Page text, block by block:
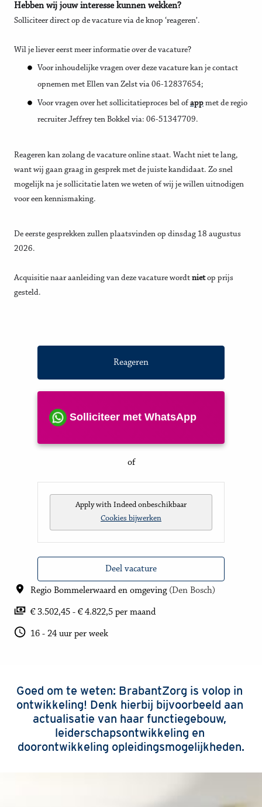
Hebben wij jouw interesse kunnen wekken?
Solliciteer direct op de vacature via de knop ‘reageren’.
Wil je liever eerst meer informatie over de vacature?
Voor inhoudelijke vragen over deze vacature kan je contact
opnemen met Ellen van Zelst via 06-12837654;
Voor vragen over het sollicitatieproces bel of app met de regio
recruiter Jeffrey ten Bokkel via: 06-51347709.
Reageren kan zolang de vacature online staat. Wacht niet te lang,
want wij gaan graag in gesprek met de juiste kandidaat. Zo snel
mogelijk na je sollicitatie laten we weten of wij je willen uitnodigen
voor een kennismaking.
De eerste gesprekken zullen plaatsvinden op dinsdag 18 augustus
2026.
Acquisitie naar aanleiding van deze vacature wordt nietop prijs
gesteld.
Reageren
Solliciteer met WhatsApp
of
Apply with Indeed onbeschikbaar
Cookies bijwerken
Deel vacature
Regio Bommelerwaard en omgeving (Den Bosch)
€ 3.502,45 - € 4.822,5 per maand
16 - 24 uur per week
Goed om te weten: BrabantZorg is volop in
ontwikkeling! Denk hierbij bijvoorbeeld aan
actualisatie van haar functiegebouw,
leiderschapsontwikkeling en
doorontwikkeling opleidingsmogelijkheden.